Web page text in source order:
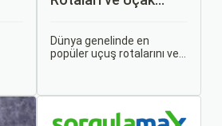
Dünya genelinde en
popüler uçuş rotalarını ve
popüler rotalar, çeşitli